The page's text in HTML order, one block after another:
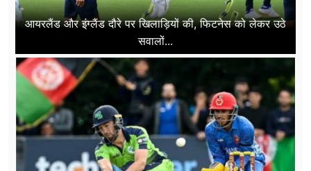
आयरलैंड और इंग्लैंड दौरे पर खिलाड़ियों की, फिटनेस को लेकर उठे
सवालों...